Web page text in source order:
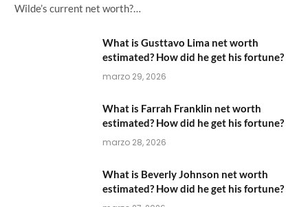
Wilde’s current net worth?…
What is Gusttavo Lima net worth
estimated? How did he get his fortune?
marzo 29, 2026
What is Farrah Franklin net worth
estimated? How did he get his fortune?
marzo 28, 2026
What is Beverly Johnson net worth
estimated? How did he get his fortune?